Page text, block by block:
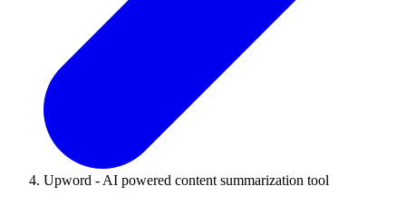
Upword - AI powered content summarization tool